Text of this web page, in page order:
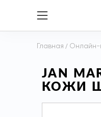
Главная / Онлайн-
JAN
КОЖИ